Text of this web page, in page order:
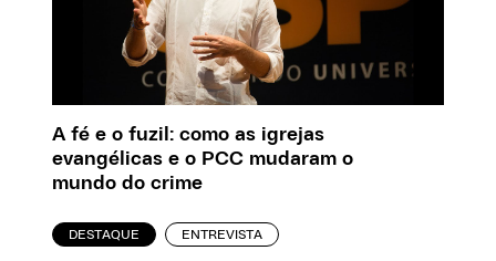
A fé e o fuzil: como as igrejas
evangélicas e o PCC mudaram o
mundo do crime
DESTAQUE ENTREVISTA